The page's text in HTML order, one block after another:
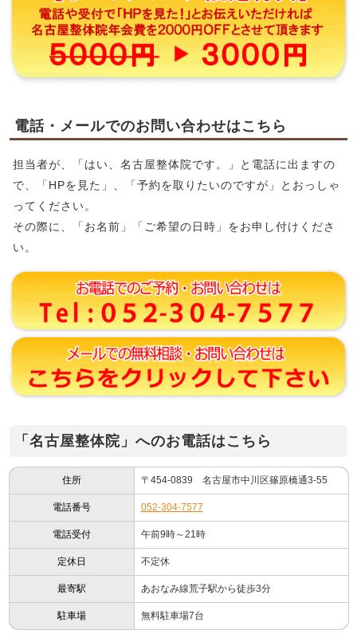
電話・メールでのお問い合わせはこちら
担当者が、「はい、名古屋整体院です。」と電話に出ますの
で、「HPを見た」、「予約を取りたいのですが」とおっしゃ
ってください。
その際に、「お名前」「ご希望の日時」をお申し付けくださ
い。
「名古屋整体院」へのお電話はこちら
住所 〒454-0839 名古屋市中川区篠原橋通3-55
電話番号 052-304-7577
電話受付 午前9時～21時
定休日 不定休
最寄駅 あおなみ線荒子駅から徒歩3分
駐車場 無料駐車場7台